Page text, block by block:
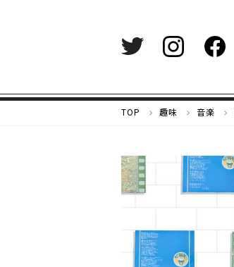
TOP
メ
リ
マ
ガ
-
好
き
趣味 音楽